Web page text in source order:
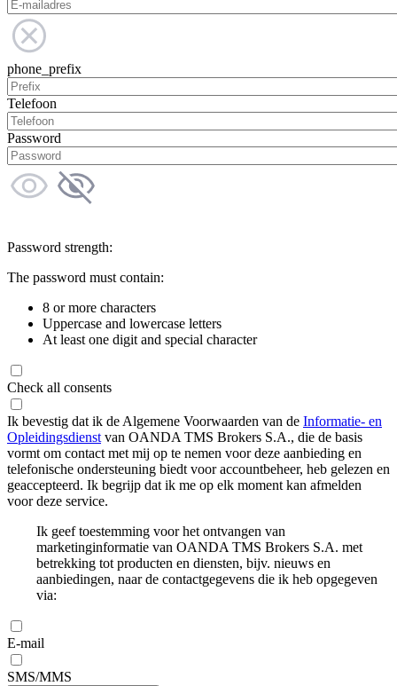
phone_prefix
Telefoon
Password
Password strength:
The password must contain:
8 or more characters
Uppercase and lowercase letters
At least one digit and special character
Check all consents
Ik bevestig dat ik de Algemene Voorwaarden van de Informatie- en
Opleidingsdienst van OANDA TMS Brokers S.A., die de basis
vormt om contact met mij op te nemen voor deze aanbieding en
telefonische ondersteuning biedt voor accountbeheer, heb gelezen en
geaccepteerd. Ik begrijp dat ik me op elk moment kan afmelden
voor deze service.
Ik geef toestemming voor het ontvangen van
marketinginformatie van OANDA TMS Brokers S.A. met
betrekking tot producten en diensten, bijv. nieuws en
aanbiedingen, naar de contactgegevens die ik heb opgegeven
via:
E-mail
SMS/MMS